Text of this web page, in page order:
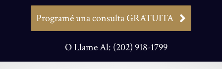
Programé una consulta GRATUITA
O Llame Al: (202) 918-1799